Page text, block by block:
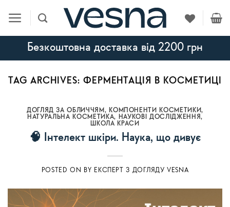
content
Безкоштовна доставка від 2200 грн
TAG ARCHIVES: ФЕРМЕНТАЦІЯ В КОСМЕТИЦІ
ДОГЛЯД ЗА ОБЛИЧЧЯМ , КОМПОНЕНТИ КОСМЕТИКИ,
НАТУРАЛЬНА КОСМЕТИКА, НАУКОВІ ДОСЛІДЖЕННЯ,
ШКОЛА КРАСИ
🧠 Інтелект шкіри. Наука, що дивує
POSTED ON BY ЕКСПЕРТ З ДОГЛЯДУ VESNA